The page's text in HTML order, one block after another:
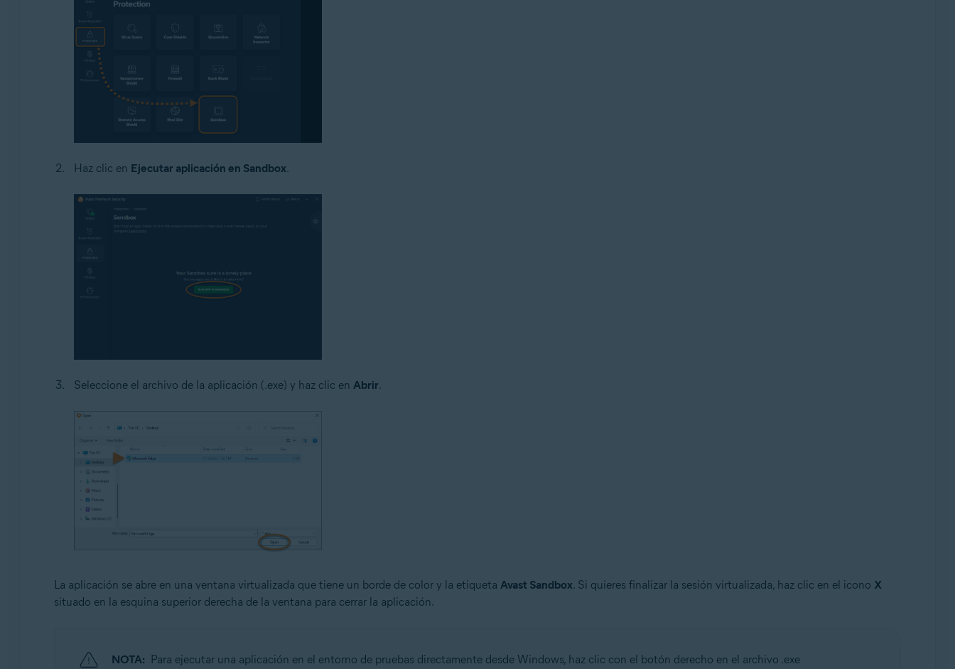
Haz clic en Ejecutar aplicación en Sandbox.
Seleccione el archivo de la aplicación (.exe) y haz clic en Abrir.
La aplicación se abre en una ventana virtualizada que tiene un borde de color y la etiqueta Avast Sandbox. Si quieres finalizar la sesión virtualizada, haz clic en el icono X
situado en la esquina superior derecha de la ventana para cerrar la aplicación.
NOTA:
Para ejecutar una aplicación en el entorno de pruebas directamente desde Windows, haz clic con el botón derecho en el archivo .exe